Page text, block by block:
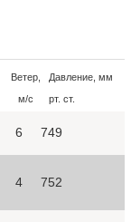
Ветер,
м/с
Давление, мм
рт. ст.
6 749
4 752